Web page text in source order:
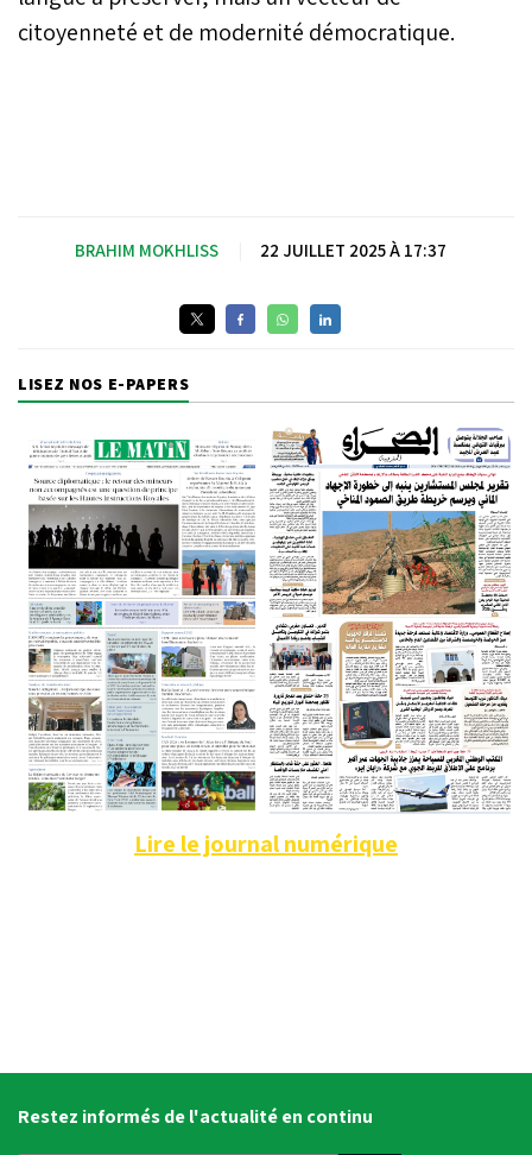
citoyenneté et de modernité démocratique.
BRAHIM MOKHLISS 22 JUILLET 2025 À 17:37
LISEZ NOS E-PAPERS
Lire le journal numérique
Restez informés de l'actualité en continu